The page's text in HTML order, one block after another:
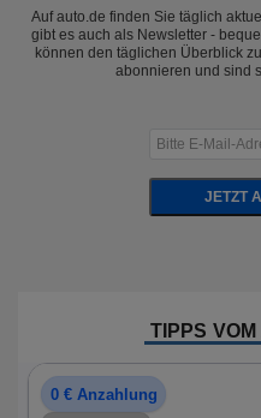
Auf auto.de finden Sie täglich
gibt es auch als Newsletter -
können den täglichen Überblick
abonnieren und sind
JETZT
TIPPS
0 € Anzahlung